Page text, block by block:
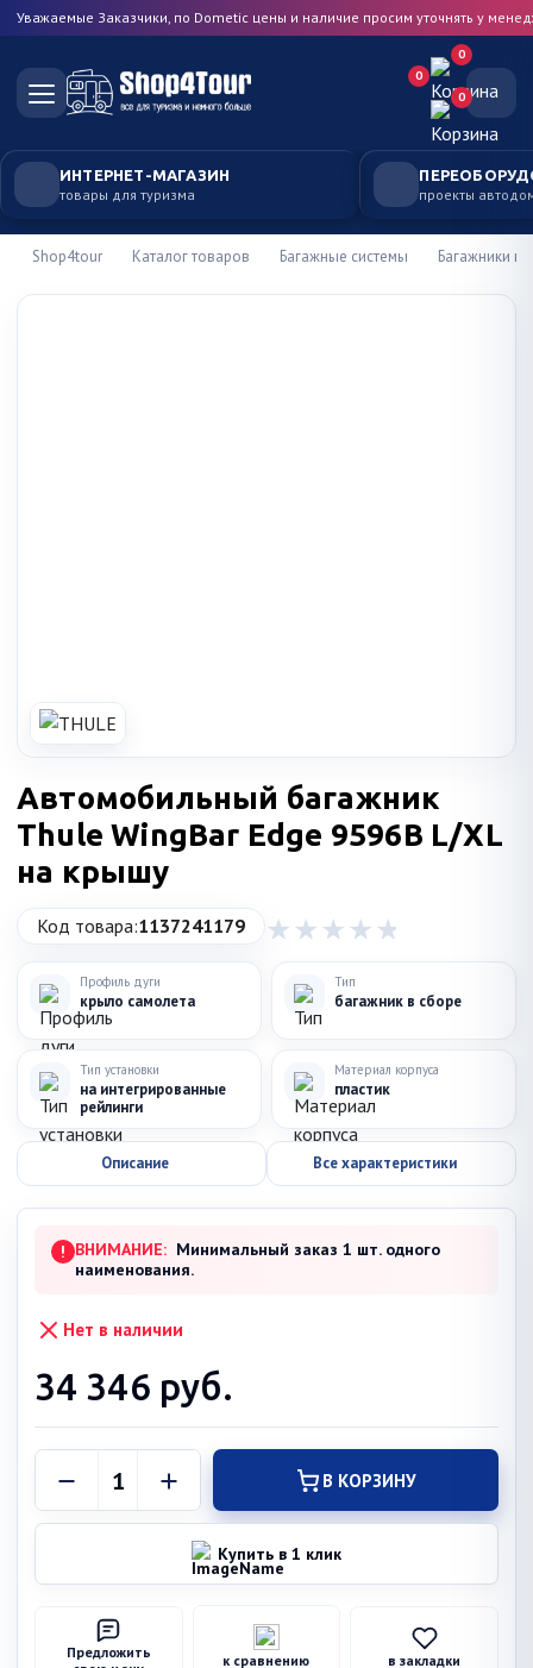
Уважаемые Заказчики, по Dometic цены и наличие просим уточнять у
0
0
0
ИНТЕРНЕТ-МАГАЗИН
товары для туризма проекты
Shop4tour Каталог товаров Багажные системы Багажники
Автомобильный багажник
Thule WingBar Edge 9596B L/XL
на крышу
Код товара:1137241179
Профиль дуги
крыло самолета
Тип
багажник в сборе
Тип установки
на интегрированные
рейлинги
Материал корпуса
пластик
Описание Все характеристики
! ВНИМАНИЕ: Минимальный заказ 1 шт. одного
наименования.
Нет в наличии
34 346 руб.
В КОРЗИНУ
Купить в 1 клик
Предложить
к сравнению в закладки